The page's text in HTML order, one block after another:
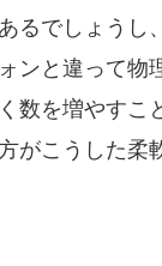
るでしょうし
ンと違って物
数を増やすこ
がこうした柔